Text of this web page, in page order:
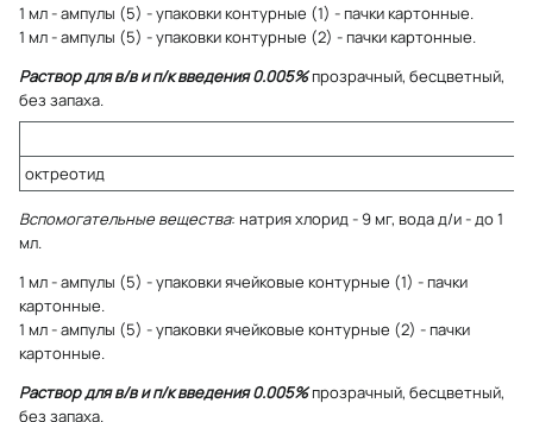
1 мл - ампулы (5) - упаковки контурные (1) - пачки картонные.
1 мл - ампулы (5) - упаковки контурные (2) - пачки картонные.
Раствор для в/в и п/к введения 0.005%прозрачный, бесцветный,
без запаха.
октреотид
Вспомогательные вещества: натрия хлорид - 9 мг, вода д/и - до 1
мл.
1 мл - ампулы (5) - упаковки ячейковые контурные (1) - пачки
картонные.
1 мл - ампулы (5) - упаковки ячейковые контурные (2) - пачки
картонные.
Раствор для в/в и п/к введения 0.005%прозрачный, бесцветный,
без запаха.